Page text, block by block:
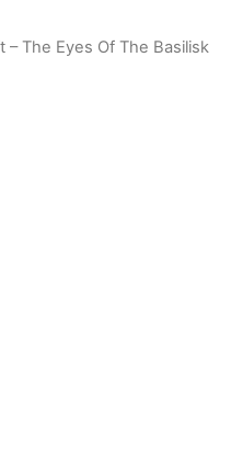
– The Eyes Of The Basilisk